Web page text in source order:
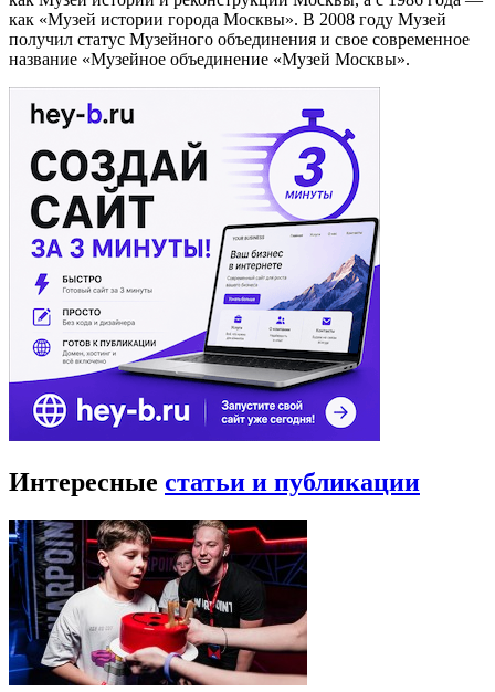
как «Музей истории города Москвы». В 2008 году Музей
получил статус Музейного объединения и свое современное
название «Музейное объединение «Музей Москвы».
Интересные статьи и публикации